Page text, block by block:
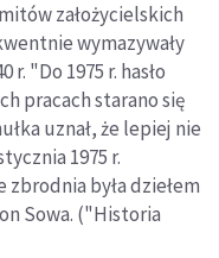
założycielskich
wymazywały
"Do 1975 r. hasło
pracach starano się
uznał, że lepiej nie
1975 r.
była dziełem
Sowa. ("Historia